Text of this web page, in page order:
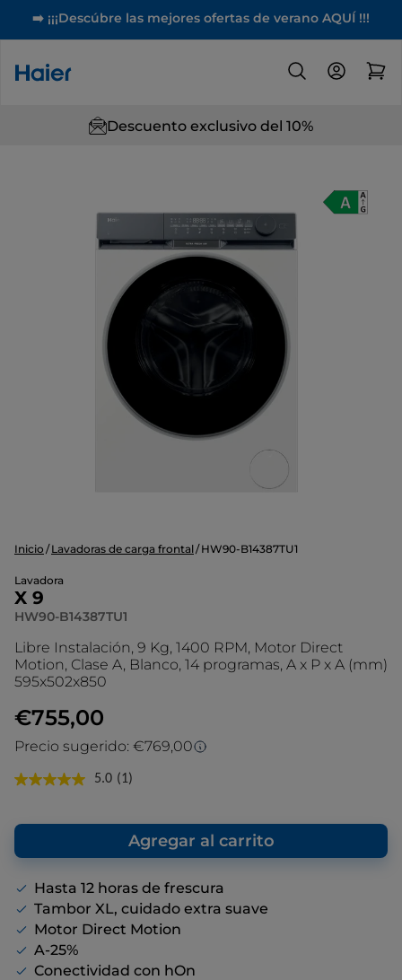
➡️ ¡¡¡Descúbre las mejores ofertas de verano AQUÍ !!!
Descuento exclusivo del 10%
Inicio Lavadoras de carga frontal HW90-B14387TU1
Lavadora
X 9
HW90-B14387TU1
Libre Instalación, 9 Kg, 1400 RPM, Motor Direct
Motion, Clase A, Blanco, 14 programas, A x P x A (mm)
595x502x850
€755,00
Precio sugerido: €769,00
Precio sugerido
que nosotros, como fabricante,
recomendamos, con el fin de ofrecer una
referencia con respecto al precio de venta
5.0 Lea
Enlace
en
la
página.
(1)
Agregar al carrito
Hasta 12 horas de frescura
Tambor XL, cuidado extra suave
Motor Direct Motion
A-25%
Conectividad con hOn